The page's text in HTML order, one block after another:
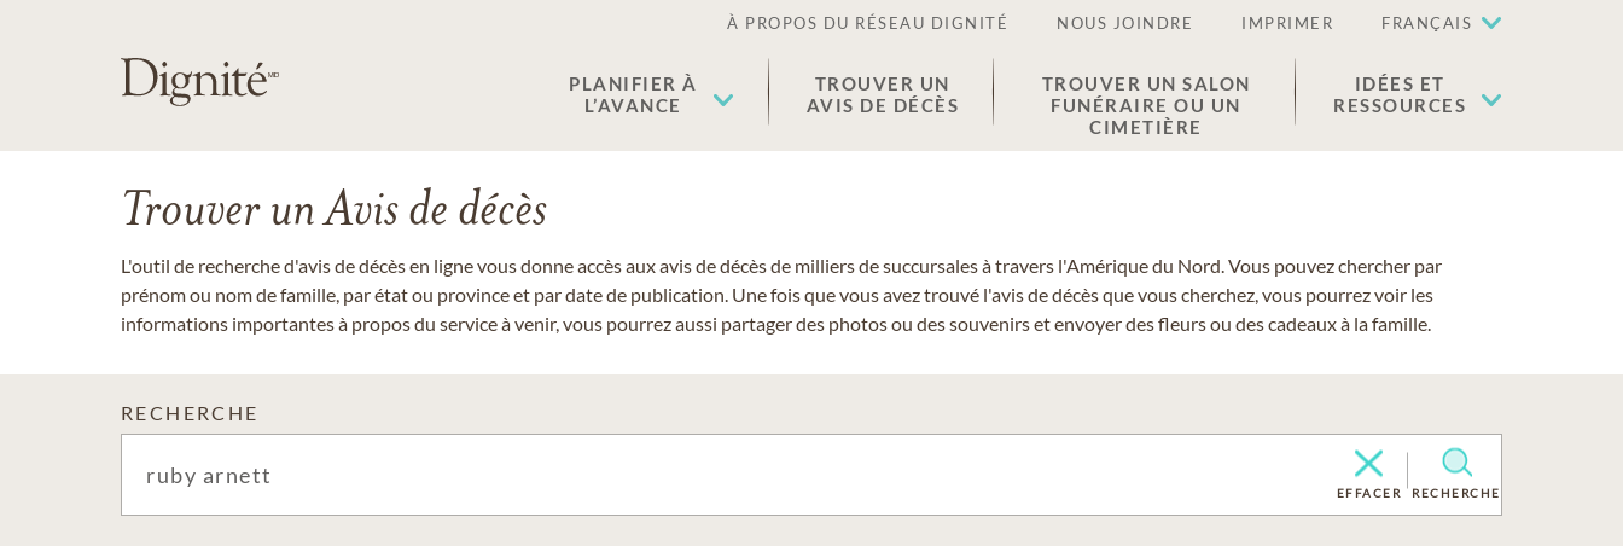
À PROPOS DU RÉSEAU DIGNITÉ NOUS JOINDRE IMPRIMER FRANÇAIS
PLANIFIER À
L’AVANCE
TROUVER UN
AVIS DE DÉCÈS
TROUVER UN SALON
FUNÉRAIRE OU UN
CIMETIÈRE
IDÉES ET
RESSOURCES
Trouver un Avis de décès
L'outil de recherche d'avis de décès en ligne vous donne accès aux avis de décès de milliers de succursales à travers l'Amérique du Nord. Vous pouvez chercher par
prénom ou nom de famille, par état ou province et par date de publication. Une fois que vous avez trouvé l'avis de décès que vous cherchez, vous pourrez voir les
informations importantes à propos du service à venir, vous pourrez aussi partager des photos ou des souvenirs et envoyer des fleurs ou des cadeaux à la famille.
RECHERCHE
EFFACER RECHERCHE